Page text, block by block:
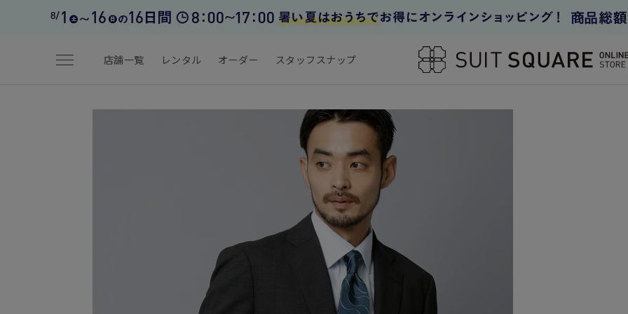
menu 店舗一覧 レンタル オーダー スタッフスナップ